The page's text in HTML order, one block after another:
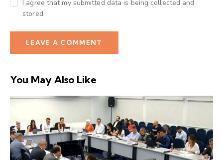
I agree that my submitted data is being collected and
stored.
You May Also Like